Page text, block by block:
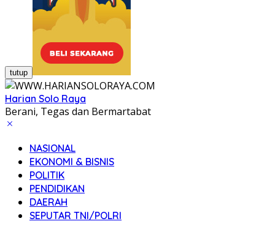
tutup
Harian Solo Raya
Berani, Tegas dan Bermartabat
NASIONAL
EKONOMI & BISNIS
POLITIK
PENDIDIKAN
DAERAH
SEPUTAR TNI/POLRI